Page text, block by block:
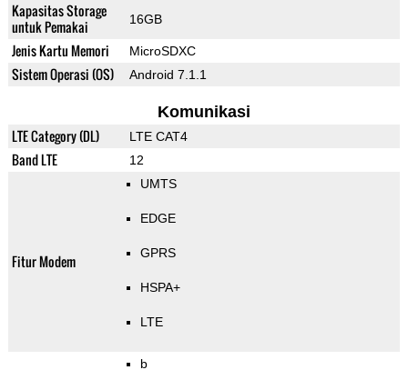
Kapasitas Storage
untuk Pemakai
16GB
Jenis Kartu Memori MicroSDXC
Sistem Operasi (OS) Android 7.1.1
Komunikasi
LTE Category (DL) LTE CAT4
Band LTE 12
Fitur Modem
UMTS
EDGE
GPRS
HSPA+
LTE
b